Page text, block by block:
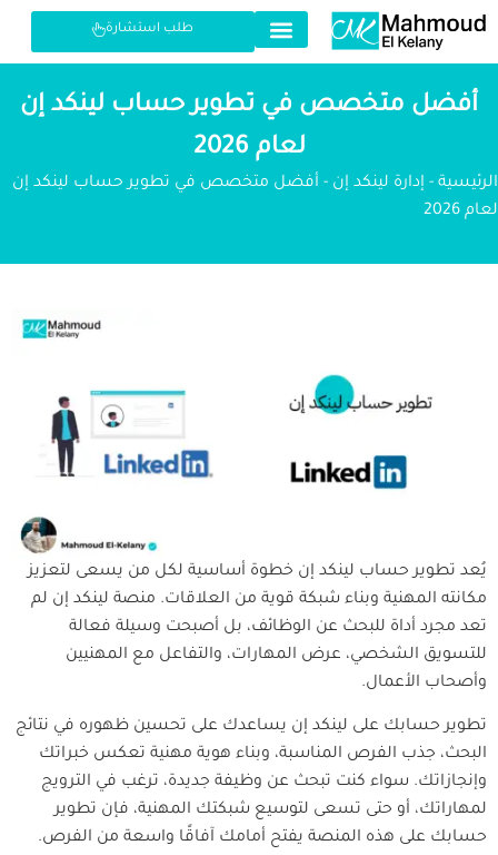
طلب استشارة
أفضل متخصص في تطوير حساب لينكد إن
لعام 2026
الرئيسية - إدارة لينكد إن - أفضل متخصص في تطوير حساب لينكد إن
لعام 2026
يُعد تطوير حساب لينكد إن خطوة أساسية لكل من يسعى لتعزيز
مكانته المهنية وبناء شبكة قوية من العلاقات. منصة لينكد إن لم
تعد مجرد أداة للبحث عن الوظائف، بل أصبحت وسيلة فعالة
للتسويق الشخصي، عرض المهارات، والتفاعل مع المهنيين
وأصحاب الأعمال.
تطوير حسابك على لينكد إن يساعدك على تحسين ظهوره في نتائج
البحث، جذب الفرص المناسبة، وبناء هوية مهنية تعكس خبراتك
وإنجازاتك. سواء كنت تبحث عن وظيفة جديدة، ترغب في الترويج
لمهاراتك، أو حتى تسعى لتوسيع شبكتك المهنية، فإن تطوير
حسابك على هذه المنصة يفتح أمامك آفاقًا واسعة من الفرص.